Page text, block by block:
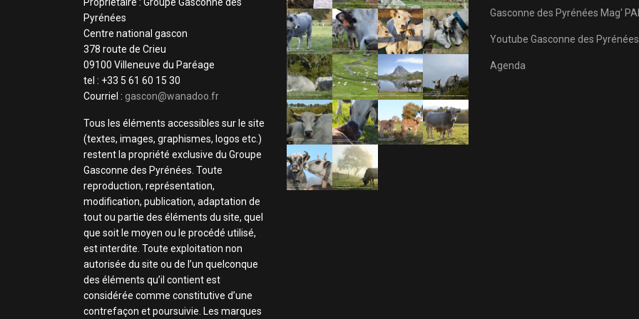
Propriétaire : Groupe Gasconne des
Pyrénées
Centre national gascon
378 route de Crieu
09100 Villeneuve du Paréage
tel : +33 5 61 60 15 30
Courriel : gascon@wanadoo.fr
Tous les éléments accessibles sur le site
(textes, images, graphismes, logos etc.)
restent la propriété exclusive du Groupe
Gasconne des Pyrénées. Toute
reproduction, représentation,
modification, publication, adaptation de
tout ou partie des éléments du site, quel
que soit le moyen ou le procédé utilisé,
est interdite. Toute exploitation non
autorisée du site ou de l’un quelconque
des éléments qu’il contient est
considérée comme constitutive d’une
contrefaçon et poursuivie. Les marques
Gasconne des Pyrénées Mag'
Youtube Gasconne des Pyrénées
Agenda